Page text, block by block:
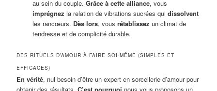
au sein du couple. Grâce à cette alliance, vous
imprégnez la relation de vibrations sucrées qui dissolvent
les rancœurs. Dès lors, vous rétablissez un climat de
tendresse et de complicité durable.
DES RITUELS D’AMOUR À FAIRE SOI-MÊME (SIMPLES ET
EFFICACES)
En vérité, nul besoin d’être un expert en sorcellerie d’amour pour
obtenir des résultats.C’est pourquoi nous vous proposons un